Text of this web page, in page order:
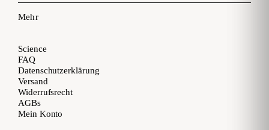
Mehr
Science
FAQ
Datenschutzerklärung
Versand
Widerrufsrecht
AGBs
Mein Konto